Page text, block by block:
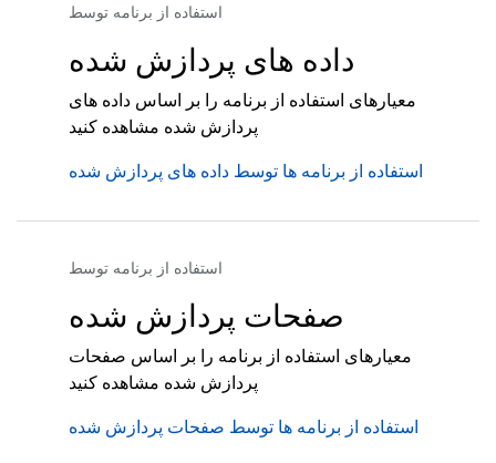
استفاده از برنامه توسط
داده های پردازش شده
معیارهای استفاده از برنامه را بر اساس داده های
پردازش شده مشاهده کنید
استفاده از برنامه ها توسط داده های پردازش شده
استفاده از برنامه توسط
صفحات پردازش شده
معیارهای استفاده از برنامه را بر اساس صفحات
پردازش شده مشاهده کنید
استفاده از برنامه ها توسط صفحات پردازش شده